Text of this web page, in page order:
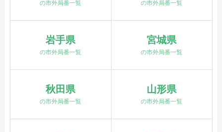
の市外局番一覧 の市外局番一覧
岩手県
の市外局番一覧
宮城県
の市外局番一覧
秋田県
の市外局番一覧
山形県
の市外局番一覧